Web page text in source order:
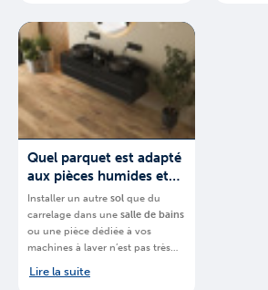
votre projet.
Quel parquet est adapté
aux pièces humides et
quelles précautions
prendre ?
Installer un autre sol que du
carrelage dans une salle de bains
ou une pièce dédiée à vos
machines à laver n’est pas très
possible.BigMat
Lire la suite